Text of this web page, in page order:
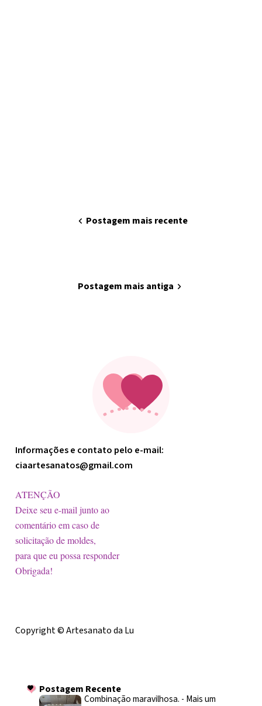
Informações e contato pelo e-mail:
ciaartesanatos@gmail.com
ATENÇÃO
Deixe seu e-mail junto ao
comentário em caso de
solicitação de moldes,
para que eu possa responder
Obrigada!
Copyright © Artesanato da Lu
Postagem Recente
Combinação maravilhosa. - Mais um
chevron_left Postagem mais recente
Postagem mais antiga chevron_right